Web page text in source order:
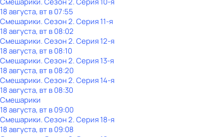
18 августа, вт в 07:55
Смешарики. Сезон 2. Серия 11-я
18 августа, вт в 08:02
Смешарики. Сезон 2. Серия 12-я
18 августа, вт в 08:10
Смешарики. Сезон 2. Серия 13-я
18 августа, вт в 08:20
Смешарики. Сезон 2. Серия 14-я
18 августа, вт в 08:30
Смешарики
18 августа, вт в 09:00
Смешарики. Сезон 2. Серия 18-я
18 августа, вт в 09:08